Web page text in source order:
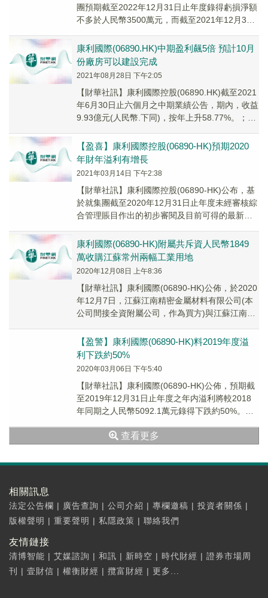
團預期截至2022年12月31日止年度錄得虧損淨額
不多於人民幣3500萬元，而截至2021年12月31
康利國際(06890.HK)中期盈利飆5倍 預計10月
份廠房可以建設完成
2021年08月28日 下午2:05
【財華社訊】康利國際控股(06890.HK)截至2021
年6月30日止六個月之中期業績公告，期內，收益
9.93億元(人民幣.下同)，按年上升58.77%。；股
【盈喜】康利國際控股(06890-HK)預期2020
年財年溢利有增長
2021年03月14日 下午2:38
【財華社訊】康利國際控股(06890-HK)公布，基
於就集團截至2020年12月31日止年度未經審核綜
合管理賬目作出的初步審閱及目前可得的最新資
康利國際(06890-HK)附屬共斥資人民幣1849
萬收購江蘇常州兩幅工業用地
2020年12月08日 上午8:36
【財華社訊】康利國際(06890-HK)公佈，於2020
年12月7日，江蘇江南精密金屬材料有限公司(本
公司間接全資附屬公司，作為買方)與江蘇江南創
【盈警】康利國際(06890-HK)料2019年度溢
利下跌約50%
2020年03月06日 下午5:40
【財華社訊】康利國際(06890-HK)公佈，預期截
至2019年12月31日止年度之年内溢利將較2018
年同期之人民幣5092.1萬元錄得下跌約50%。預
查看更多
相關訊息
法定公告欄 | 廣告查詢 | 公司介紹 | 專欄邀稿 | 投資者關係 |
版權聲明 | 重要聲明 | 私隱政策 | 聯絡我們
友情鏈接
清博智能 | 艾媒諮詢 | 和訊 | 新時空 | 時代財經 | 證券市場周
刊
| 壹財信 | 權衡財經 | 攬富財經 | 更多...